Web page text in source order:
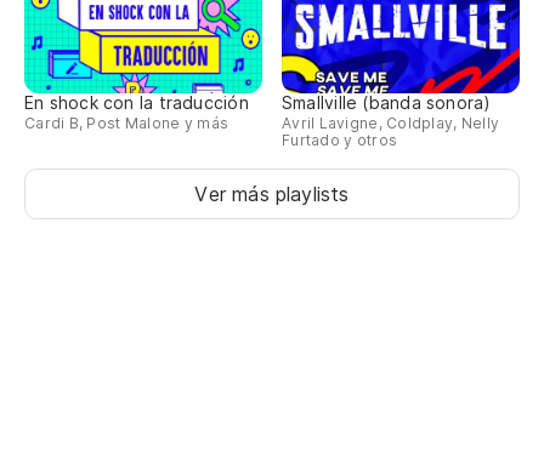
En shock con la traducción
Cardi B, Post Malone y más
Smallville (banda sonora)
Avril Lavigne, Coldplay, Nelly
Furtado y otros
Ver más playlists